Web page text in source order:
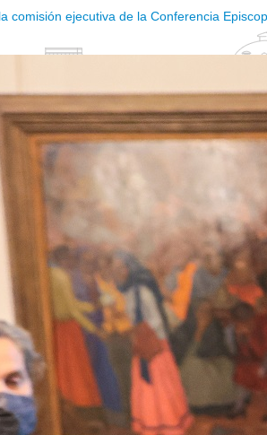
comisión ejecutiva de la Conferencia